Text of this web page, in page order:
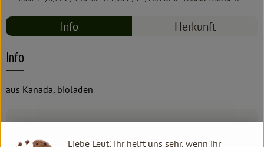
Info Herkunft
Info
aus Kanada, bioladen
Liebe Leut', ihr helft uns sehr, wenn ihr